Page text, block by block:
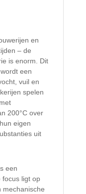
en
– de
is enorm. Dit
een
vuil en
spelen
200°C over
eigen
uit
een
focus ligt op
mechanische